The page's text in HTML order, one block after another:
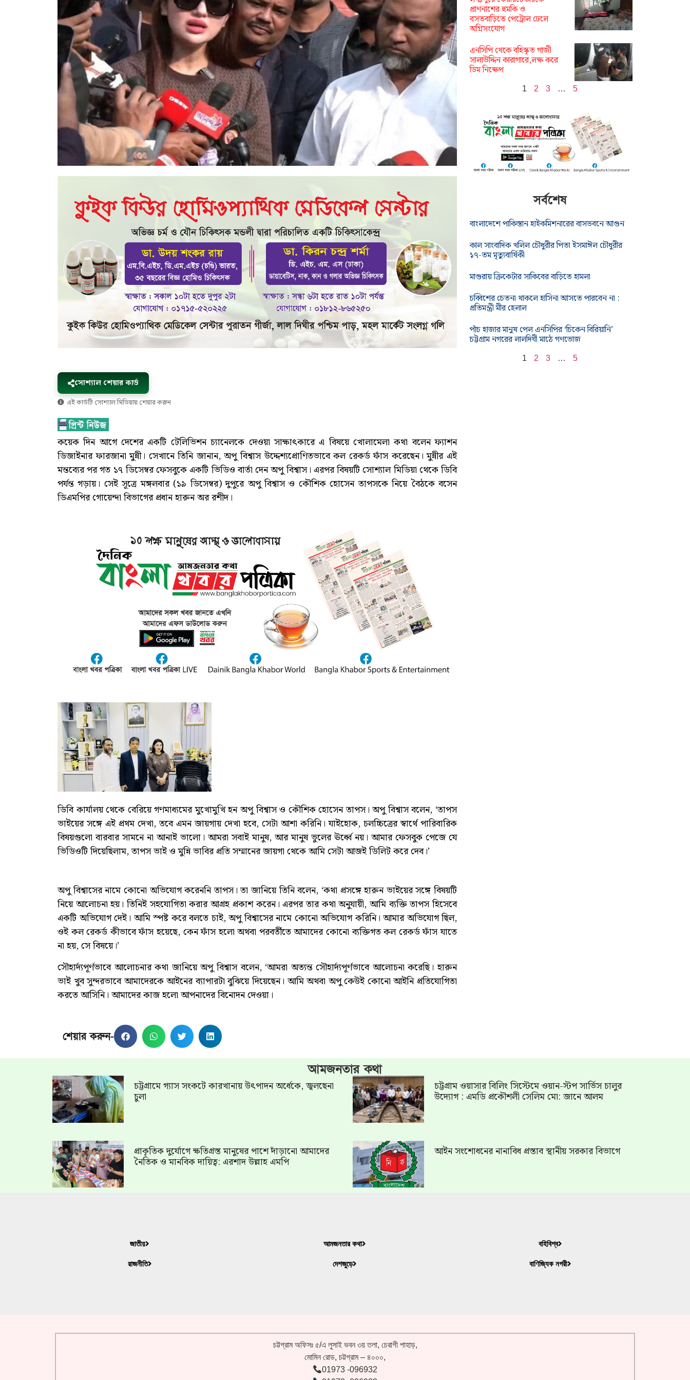
সোশ্যাল শেয়ার কার্ড
এই কার্ডটি সোশ্যাল মিডিয়ায় শেয়ার করুন
কয়েক দিন আগে দেশের একটি টেলিভিশন চ্যানেলকে দেওয়া সাক্ষাৎকারে এ বিষয়ে খোলামেলা কথা বলেন ফ্যাশন
ডিজাইনার ফারজানা মুন্নী। সেখানে তিনি জানান, অপু বিশ্বাস উদ্দেশ্যপ্রোণিতভাবে কল রেকর্ড ফাঁস করেছেন। মুন্নীর এই
মন্তব্যের পর গত ১৭ ডিসেম্বর ফেসবুকে একটি ভিডিও বার্তা দেন অপু বিশ্বাস। এরপর বিষয়টি সোশ্যাল মিডিয়া থেকে ডিবি
পর্যন্ত গড়ায়। সেই সূত্রে মঙ্গলবার (১৯ ডিসেম্বর) দুপুরে অপু বিশ্বাস ও কৌশিক হোসেন তাপসকে নিয়ে বৈঠকে বসেন
ডিএমপির গোয়েন্দা বিভাগের প্রধান হারুন অর রশীদ।
ডিবি কার্যালয় থেকে বেরিয়ে গণমাধ্যমের মুখোমুখি হন অপু বিশ্বাস ও কৌশিক হোসেন তাপস। অপু বিশ্বাস বলেন, ‘তাপস
ভাইয়ের সঙ্গে এই প্রথম দেখা, তবে এমন জায়গায় দেখা হবে, সেটা আশা করিনি। যাইহোক, চলচ্চিত্রের স্বার্থে পারিবারিক
বিষয়গুলো বারবার সামনে না আনাই ভালো। আমরা সবাই মানুষ, আর মানুষ ভুলের ঊর্ধ্বে নয়। আমার ফেসবুক পেজে যে
ভিডিওটি দিয়েছিলাম, তাপস ভাই ও মুন্নি ভাবির প্রতি সম্মানের জায়গা থেকে আমি সেটা আজই ডিলিট করে দেব।’
অপু বিশ্বাসের নামে কোনো অভিযোগ করেননি তাপস। তা জানিয়ে তিনি বলেন, ‘কথা প্রসঙ্গে হারুন ভাইয়ের সঙ্গে বিষয়টি
নিয়ে আলোচনা হয়। তিনিই সহযোগিতা করার আগ্রহ প্রকাশ করেন। এরপর তার কথা অনুযায়ী, আমি ব্যক্তি তাপস হিসেবে
একটি অভিযোগ দেই। আমি স্পষ্ট করে বলতে চাই, অপু বিশ্বাসের নামে কোনো অভিযোগ করিনি। আমার অভিযোগ ছিল,
ওই কল রেকর্ড কীভাবে ফাঁস হয়েছে, কেন ফাঁস হলো অথবা পরবর্তীতে আমাদের কোনো ব্যক্তিগত কল রেকর্ড ফাঁস যাতে
না হয়, সে বিষয়ে।’
সৌহার্দ্যপূর্ণভাবে আলোচনার কথা জানিয়ে অপু বিশ্বাস বলেন, ‘আমরা অত্যন্ত সৌহার্দ্যপূর্ণভাবে আলোচনা করেছি। হারুন
ভাই খুব সুন্দরভাবে আমাদেরকে আইনের ব্যাপারটা বুঝিয়ে দিয়েছেন। আমি অথবা অপু কেউই কোনো আইনি প্রতিযোগিতা
করতে আসিনি। আমাদের কাজ হলো আপনাদের বিনোদন দেওয়া।
শেয়ার করুন-
প্রাণনাশের হুমকি ও
বসতবাড়িতে পেট্রোল ঢেলে
অগ্নিসংযোগ
এনসিপি থেকে বহিস্কৃত গাজী
সালাউদ্দিন কারাগারে,লক্ষ করে
ডিম নিক্ষেপ
1 2 3 … 5
সর্বশেষ
বাংলাদেশে পাকিস্তান হাইকমিশনারের বাসভবনে আগুন
কাল সাংবাদিক খলিল চৌধুরীর পিতা ইসমাঈল চৌধুরীর
১৭-তম মৃত্যুবার্ষিকী
মাগুরায় ক্রিকেটার সাকিবের বাড়িতে হামলা
চব্বিশের চেতনা থাকলে হাসিনা আসতে পারবেন না :
প্রতিমন্ত্রী মীর হেলাল
পাঁচ হাজার মানুষ পেল এনসিপির ‘চিকেন বিরিয়ানি’
চট্টগ্রাম নগরের লালদিঘী মাঠে গণভোজ
1 2 3 … 5
আমজনতার কথা
চট্টগ্রামে গ্যাস সংকটে কারখানায় উৎপাদন অর্ধেকে, জ্বলছেনা
চুলা
চট্টগ্রাম ওয়াসার বিলিং সিস্টেমে ওয়ান-স্টপ সার্ভিস চালুর
উদ্যোগ : এমডি প্রকৌশলী সেলিম মো: জানে আলম
প্রাকৃতিক দুর্যোগে ক্ষতিগ্রস্ত মানুষের পাশে দাঁড়ানো আমাদের
নৈতিক ও মানবিক দায়িত্ব: এরশাদ উল্লাহ এমপি
আইন সংশোধনের নানাবিধ প্রস্তাব স্থানীয় সরকার বিভাগে
জাতীয়
রাজনীতি
আমজনতার কথা
দেশজুড়ে
বহিবিশ্ব
বাণিজ্যিক নগরী
চট্টগ্রাম অফিসঃ ৫/এ লুসাই ভবন ৩য় তলা, চেরাগী পাহাড়,
মোমিন রোড, চট্টগ্রাম – ৪০০০,
01973 -096932